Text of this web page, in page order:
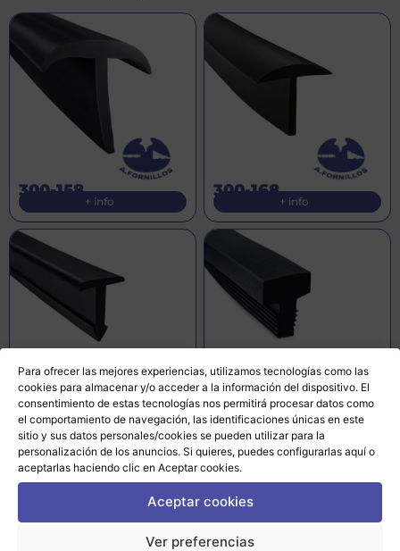
Para ofrecer las mejores experiencias, utilizamos tecnologías como las
cookies para almacenar y/o acceder a la información del dispositivo. El
consentimiento de estas tecnologías nos permitirá procesar datos como
el comportamiento de navegación, las identificaciones únicas en este
sitio y sus datos personales/cookies se pueden utilizar para la
personalización de los anuncios. Si quieres, puedes configurarlas aquí o
aceptarlas haciendo clic en Aceptar cookies.
Aceptar cookies
Ver preferencias
300-158
+ info
300-168
+ info
300-169
+ info
300-185
+ info